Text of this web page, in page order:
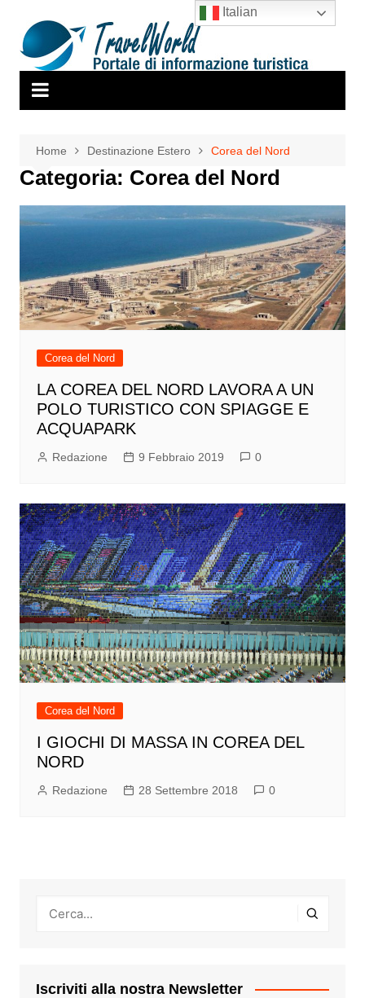
contenuto
Home Destinazione Estero Corea del Nord
Categoria: Corea del Nord
Corea del Nord
LA COREA DEL NORD LAVORA A UN
POLO TURISTICO CON SPIAGGE E
ACQUAPARK
Redazione 9 Febbraio 2019 0
Corea del Nord
I GIOCHI DI MASSA IN COREA DEL
NORD
Redazione 28 Settembre 2018 0
Iscriviti alla nostra Newsletter
Italian